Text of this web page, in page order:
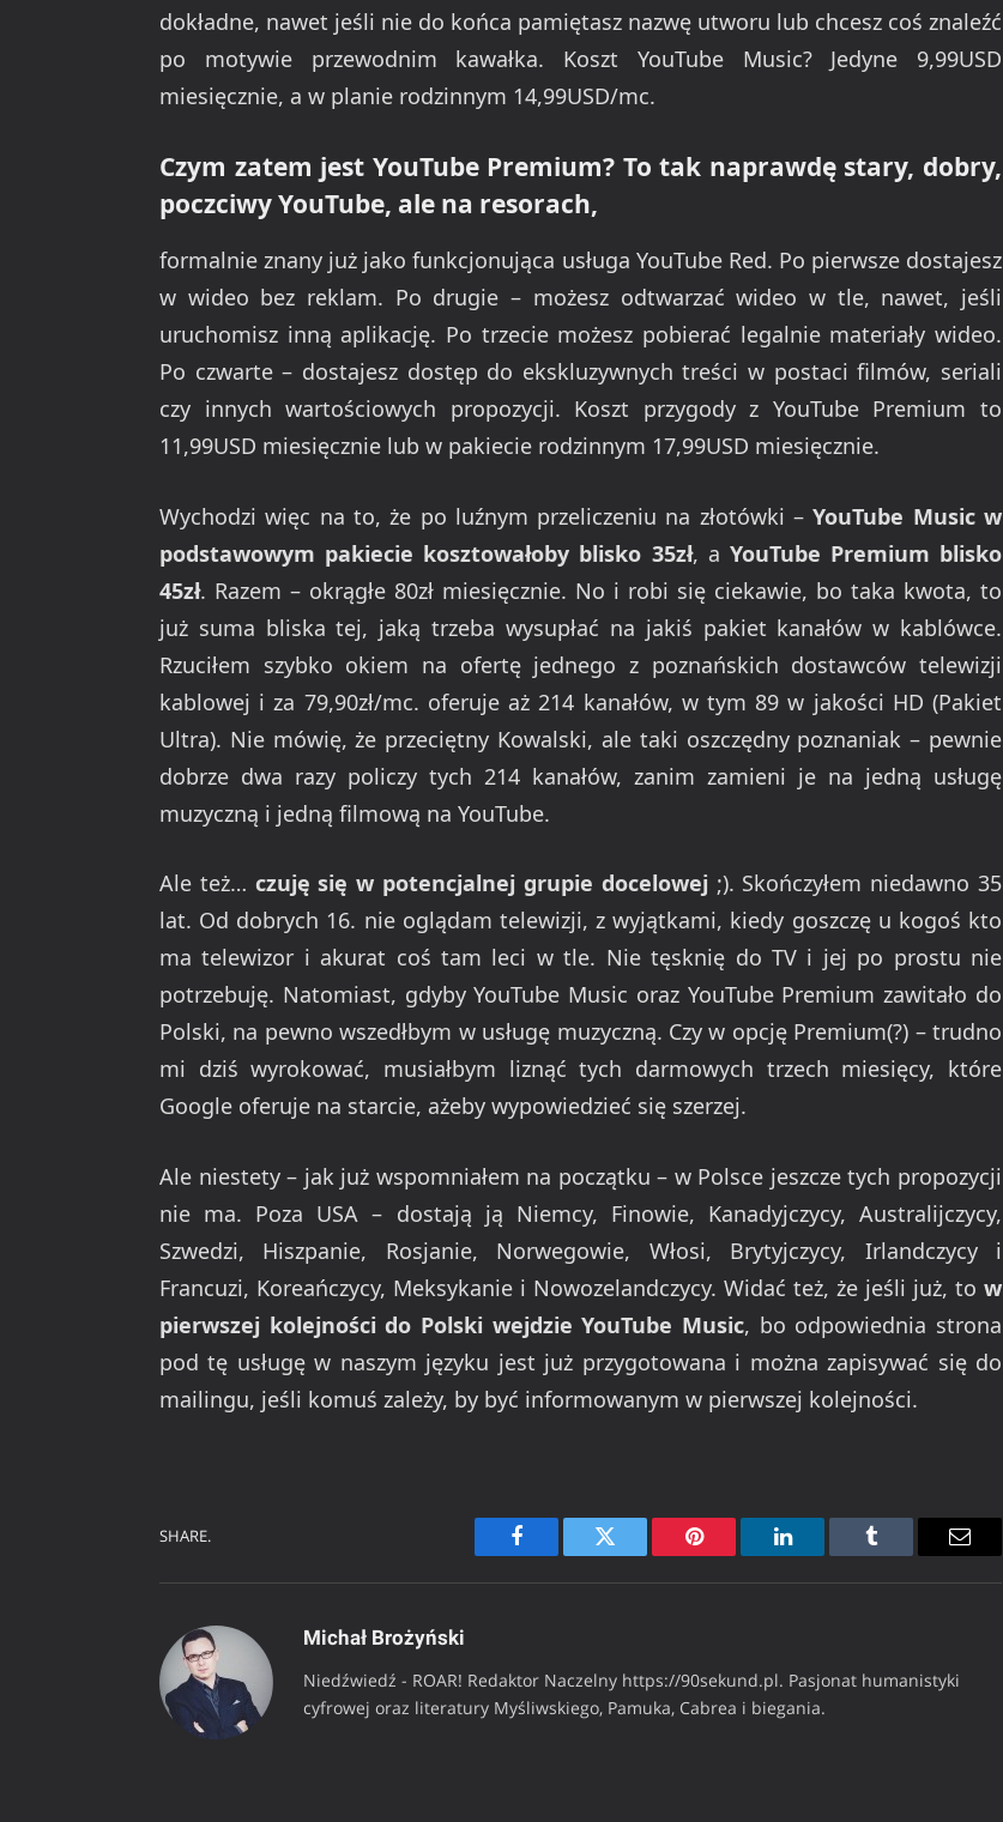
dokładne, nawet jeśli nie do końca pamiętasz nazwę utworu lub chcesz coś znaleźć
po motywie przewodnim kawałka. Koszt YouTube Music? Jedyne 9,99USD
miesięcznie, a w planie rodzinnym 14,99USD/mc.
Czym zatem jest YouTube Premium? To tak naprawdę stary, dobry,
poczciwy YouTube, ale na resorach,
formalnie znany już jako funkcjonująca usługa YouTube Red. Po pierwsze dostajesz
w wideo bez reklam. Po drugie – możesz odtwarzać wideo w tle, nawet, jeśli
uruchomisz inną aplikację. Po trzecie możesz pobierać legalnie materiały wideo.
Po czwarte – dostajesz dostęp do ekskluzywnych treści w postaci filmów, seriali
czy innych wartościowych propozycji. Koszt przygody z YouTube Premium to
11,99USD miesięcznie lub w pakiecie rodzinnym 17,99USD miesięcznie.
Wychodzi więc na to, że po luźnym przeliczeniu na złotówki –YouTube Music w
podstawowym pakiecie kosztowałoby blisko 35zł, a YouTube Premium blisko
45zł. Razem – okrągłe 80zł miesięcznie. No i robi się ciekawie, bo taka kwota, to
już suma bliska tej, jaką trzeba wysupłać na jakiś pakiet kanałów w kablówce.
Rzuciłem szybko okiem na ofertę jednego z poznańskich dostawców telewizji
kablowej i za 79,90zł/mc. oferuje aż 214 kanałów, w tym 89 w jakości HD (Pakiet
Ultra). Nie mówię, że przeciętny Kowalski, ale taki oszczędny poznaniak – pewnie
dobrze dwa razy policzy tych 214 kanałów, zanim zamieni je na jedną usługę
muzyczną i jedną filmową na YouTube.
Ale też… czuję się w potencjalnej grupie docelowej ;). Skończyłem niedawno 35
lat. Od dobrych 16. nie oglądam telewizji, z wyjątkami, kiedy goszczę u kogoś kto
ma telewizor i akurat coś tam leci w tle. Nie tęsknię do TV i jej po prostu nie
potrzebuję. Natomiast, gdyby YouTube Music oraz YouTube Premium zawitało do
Polski, na pewno wszedłbym w usługę muzyczną. Czy w opcję Premium(?) – trudno
mi dziś wyrokować, musiałbym liznąć tych darmowych trzech miesięcy, które
Google oferuje na starcie, ażeby wypowiedzieć się szerzej.
Ale niestety – jak już wspomniałem na początku – w Polsce jeszcze tych propozycji
nie ma. Poza USA – dostają ją Niemcy, Finowie, Kanadyjczycy, Australijczycy,
Szwedzi, Hiszpanie, Rosjanie, Norwegowie, Włosi, Brytyjczycy, Irlandczycy i
Francuzi, Koreańczycy, Meksykanie i Nowozelandczycy. Widać też, że jeśli już, to w
pierwszej kolejności do Polski wejdzie YouTube Music, bo odpowiednia strona
pod tę usługę w naszym języku jest już przygotowana i można zapisywać się do
mailingu, jeśli komuś zależy, by być informowanym w pierwszej kolejności.
SHARE.
Facebook Twitter Pinterest LinkedIn Tumblr Email
Michał Brożyński
Niedźwiedź - ROAR! Redaktor Naczelny https://90sekund.pl. Pasjonat humanistyki
cyfrowej oraz literatury Myśliwskiego, Pamuka, Cabrea i biegania.